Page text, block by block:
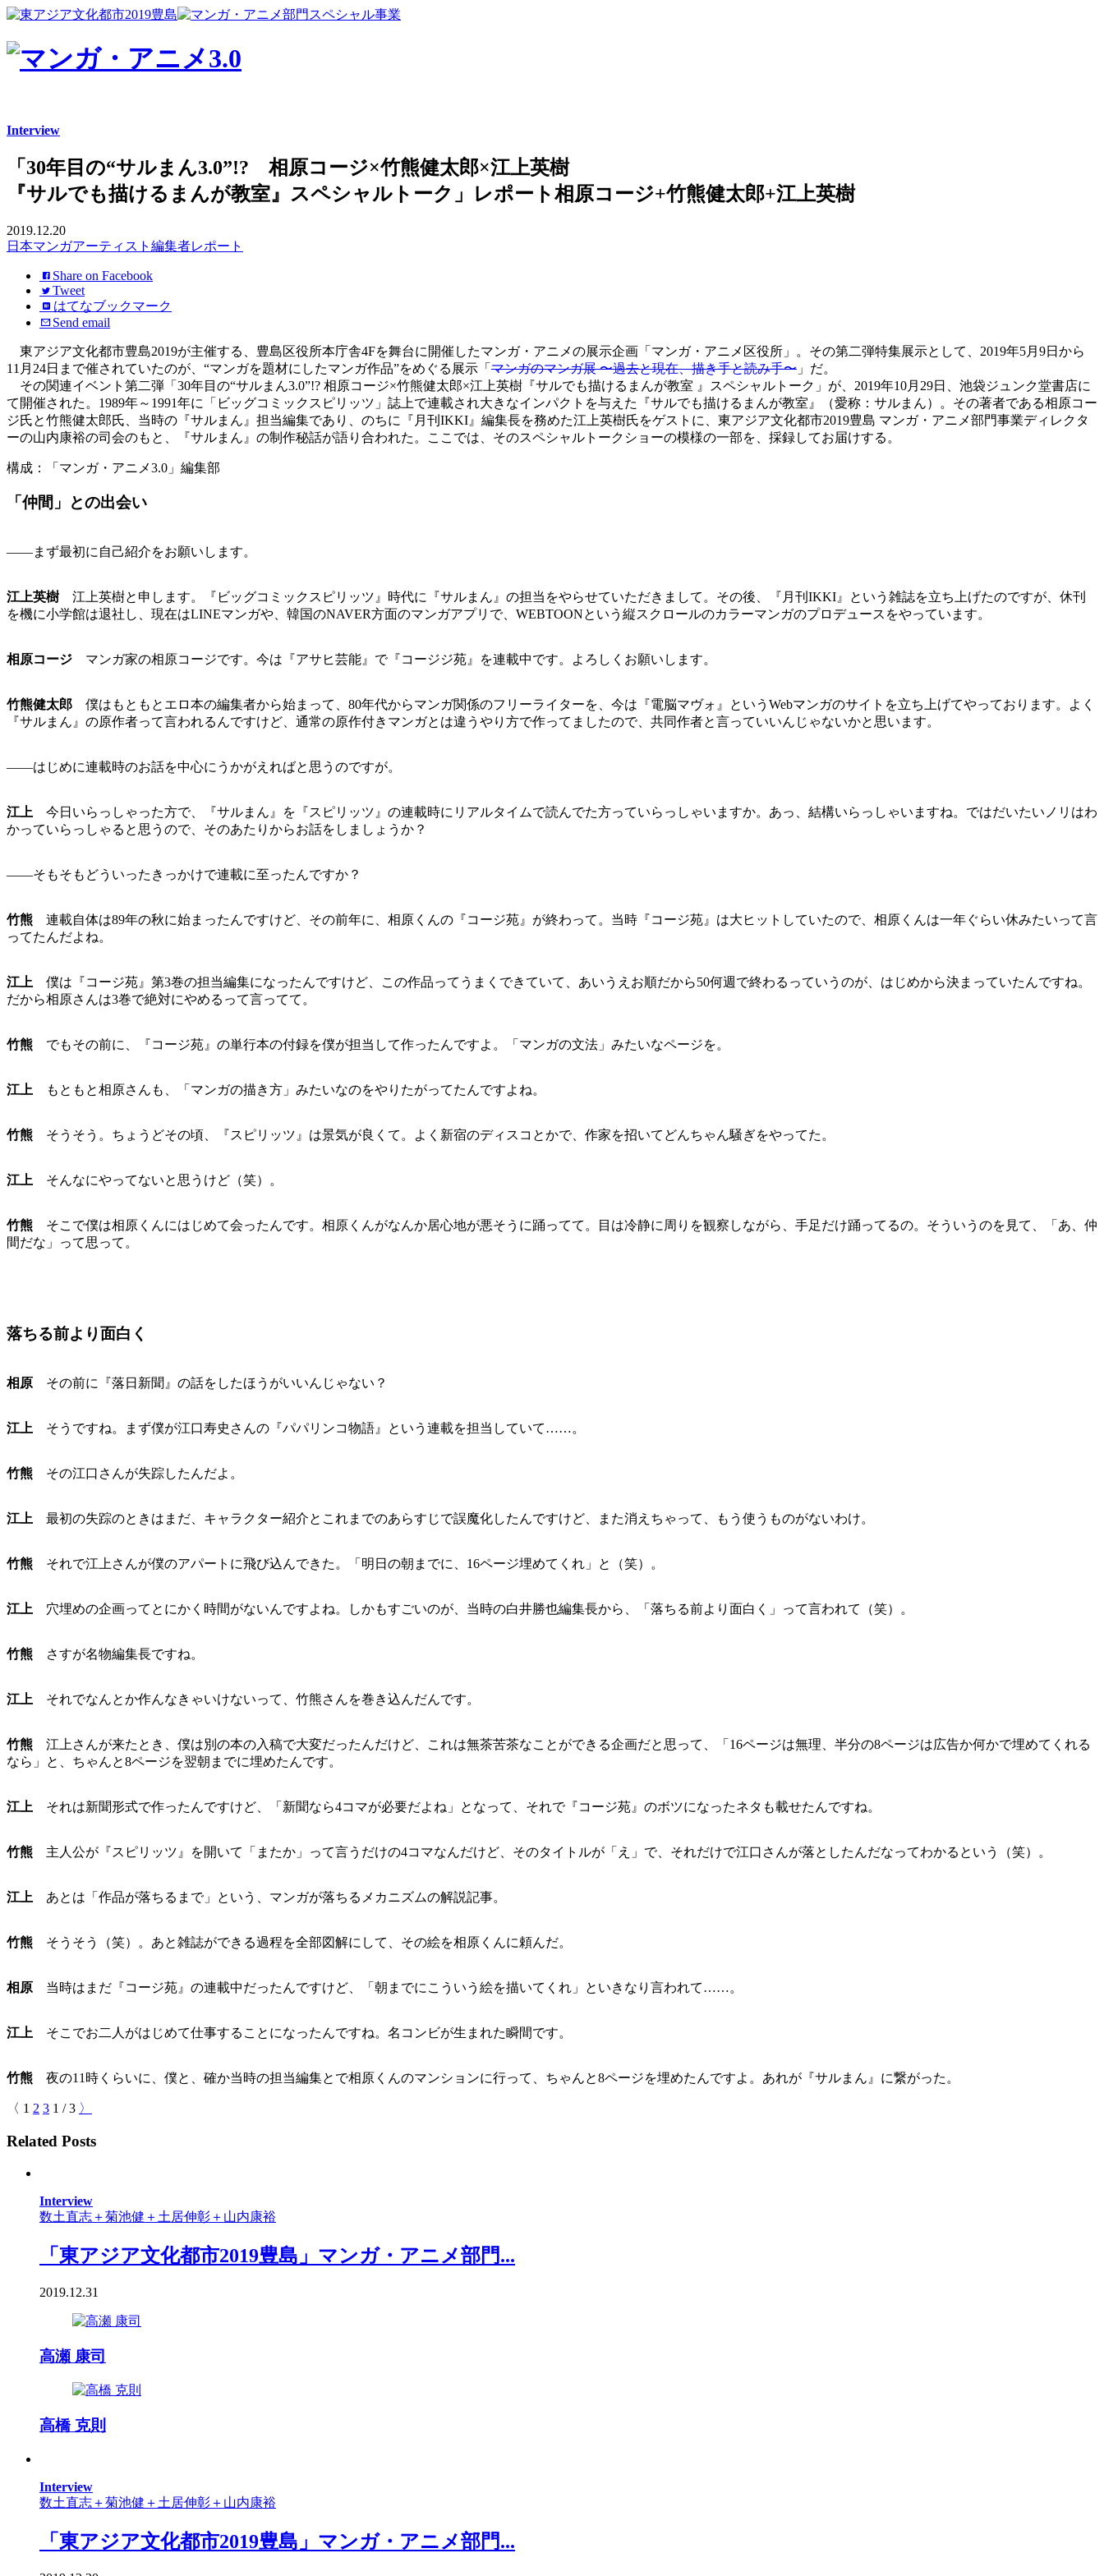
Interview
「30年目の“サルまん3.0”!? 相原コージ×竹熊健太郎×江上英樹
『サルでも描けるまんが教室』スペシャルトーク」レポート相原コージ+竹熊健太郎+江上英樹
2019.12.20
日本マンガアーティスト 編集者レポート
Share on Facebook
Tweet
はてなブックマーク
Send email
東アジア文化都市豊島2019が主催する、豊島区役所本庁舎4Fを舞台に開催したマンガ・アニメの展示企画「マンガ・アニメ区役所」。その第二弾特集展示として、2019年5月9日から
11月24日まで催されていたのが、“マンガを題材にしたマンガ作品”をめぐる展示「 マンガのマンガ展 〜過去と現在、描き手と読み手〜 」だ。
その関連イベント第二弾「30年目の“サルまん3.0”!? 相原コージ×竹熊健太郎×江上英樹『サルでも描けるまんが教室 』スペシャルトーク」が、2019年10月29日、池袋ジュンク堂書店に
て開催された。1989年～1991年に「ビッグコミックスピリッツ」誌上で連載され大きなインパクトを与えた『サルでも描けるまんが教室』（愛称：サルまん）。その著者である相原コー
ジ氏と竹熊健太郎氏、当時の『サルまん』担当編集であり、のちに『月刊IKKI』編集長を務めた江上英樹氏をゲストに、東アジア文化都市2019豊島 マンガ・アニメ部門事業ディレクタ
ーの山内康裕の司会のもと、『サルまん』の制作秘話が語り合われた。ここでは、そのスペシャルトークショーの模様の一部を、採録してお届けする。
構成：「マンガ・アニメ3.0」編集部
「仲間」との出会い
――まず最初に自己紹介をお願いします。
江上英樹 江上英樹と申します。『ビッグコミックスピリッツ』時代に『サルまん』の担当をやらせていただきまして。その後、『月刊IKKI』という雑誌を立ち上げたのですが、休刊
を機に小学館は退社し、現在はLINEマンガや、韓国のNAVER方面のマンガアプリで、WEBTOONという縦スクロールのカラーマンガのプロデュースをやっています。
相原コージ マンガ家の相原コージです。今は『アサヒ芸能』で『コージジ苑』を連載中です。よろしくお願いします。
竹熊健太郎 僕はもともとエロ本の編集者から始まって、80年代からマンガ関係のフリーライターを、今は『電脳マヴォ』というWebマンガのサイトを立ち上げてやっております。よく
『サルまん』の原作者って言われるんですけど、通常の原作付きマンガとは違うやり方で作ってましたので、共同作者と言っていいんじゃないかと思います。
――はじめに連載時のお話を中心にうかがえればと思うのですが。
江上 今日いらっしゃった方で、『サルまん』を『スピリッツ』の連載時にリアルタイムで読んでた方っていらっしゃいますか。あっ、結構いらっしゃいますね。ではだいたいノリはわ
かっていらっしゃると思うので、そのあたりからお話をしましょうか？
――そもそもどういったきっかけで連載に至ったんですか？
竹熊 連載自体は89年の秋に始まったんですけど、その前年に、相原くんの『コージ苑』が終わって。当時『コージ苑』は大ヒットしていたので、相原くんは一年ぐらい休みたいって言
ってたんだよね。
江上 僕は『コージ苑』第3巻の担当編集になったんですけど、この作品ってうまくできていて、あいうえお順だから50何週で終わるっていうのが、はじめから決まっていたんですね。
だから相原さんは3巻で絶対にやめるって言ってて。
竹熊 でもその前に、『コージ苑』の単行本の付録を僕が担当して作ったんですよ。「マンガの文法」みたいなページを。
江上 もともと相原さんも、「マンガの描き方」みたいなのをやりたがってたんですよね。
竹熊 そうそう。ちょうどその頃、『スピリッツ』は景気が良くて。よく新宿のディスコとかで、作家を招いてどんちゃん騒ぎをやってた。
江上 そんなにやってないと思うけど（笑）。
竹熊 そこで僕は相原くんにはじめて会ったんです。相原くんがなんか居心地が悪そうに踊ってて。目は冷静に周りを観察しながら、手足だけ踊ってるの。そういうのを見て、「あ、仲
間だな」って思って。
落ちる前より面白く
相原 その前に『落日新聞』の話をしたほうがいいんじゃない？
江上 そうですね。まず僕が江口寿史さんの『パパリンコ物語』という連載を担当していて……。
竹熊 その江口さんが失踪したんだよ。
江上 最初の失踪のときはまだ、キャラクター紹介とこれまでのあらすじで誤魔化したんですけど、また消えちゃって、もう使うものがないわけ。
竹熊 それで江上さんが僕のアパートに飛び込んできた。「明日の朝までに、16ページ埋めてくれ」と（笑）。
江上 穴埋めの企画ってとにかく時間がないんですよね。しかもすごいのが、当時の白井勝也編集長から、「落ちる前より面白く」って言われて（笑）。
竹熊 さすが名物編集長ですね。
江上 それでなんとか作んなきゃいけないって、竹熊さんを巻き込んだんです。
竹熊 江上さんが来たとき、僕は別の本の入稿で大変だったんだけど、これは無茶苦茶なことができる企画だと思って、「16ページは無理、半分の8ページは広告か何かで埋めてくれる
なら」と、ちゃんと8ページを翌朝までに埋めたんです。
江上 それは新聞形式で作ったんですけど、「新聞なら4コマが必要だよね」となって、それで『コージ苑』のボツになったネタも載せたんですね。
竹熊 主人公が『スピリッツ』を開いて「またか」って言うだけの4コマなんだけど、そのタイトルが「え」で、それだけで江口さんが落としたんだなってわかるという（笑）。
江上 あとは「作品が落ちるまで」という、マンガが落ちるメカニズムの解説記事。
竹熊 そうそう（笑）。あと雑誌ができる過程を全部図解にして、その絵を相原くんに頼んだ。
相原 当時はまだ『コージ苑』の連載中だったんですけど、「朝までにこういう絵を描いてくれ」といきなり言われて……。
江上 そこでお二人がはじめて仕事することになったんですね。名コンビが生まれた瞬間です。
竹熊 夜の11時くらいに、僕と、確か当時の担当編集とで相原くんのマンションに行って、ちゃんと8ページを埋めたんですよ。あれが『サルまん』に繋がった。
〈 1 2 3 1 /3 〉
Related Posts
Interview
数土直志＋菊池健＋土居伸彰＋山内康裕
「東アジア文化都市2019豊島」マンガ・アニメ部門...
2019.12.31
高瀬 康司
高橋 克則
Interview
数土直志＋菊池健＋土居伸彰＋山内康裕
「東アジア文化都市2019豊島」マンガ・アニメ部門...